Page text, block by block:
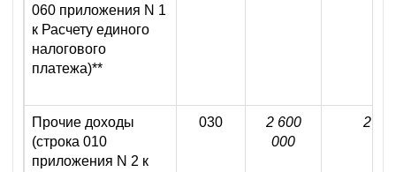
060 приложения N 1
к Расчету единого
налогового
платежа)**
Прочие доходы
(строка 010
приложения N 2 к
030
2 600
000
2